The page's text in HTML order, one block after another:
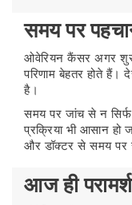
समय पर
ओवेरियन कैंसर अगर
परिणाम बेहतर होते हैं।
है।
समय पर जांच से न सिर्फ
प्रक्रिया भी आसान हो
और डॉक्टर से समय पर
आज ही